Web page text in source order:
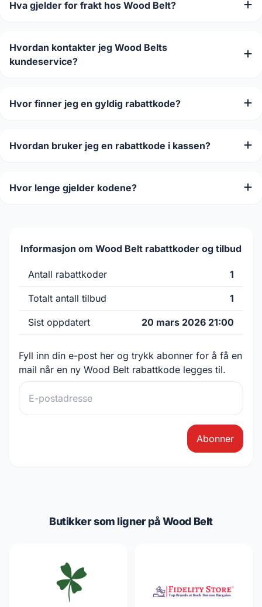
Hva gjelder for frakt hos Wood Belt?
Hvordan kontakter jeg Wood Belts
kundeservice?
Hvor finner jeg en gyldig rabattkode?
Hvordan bruker jeg en rabattkode i kassen?
Hvor lenge gjelder kodene?
Informasjon om Wood Belt rabattkoder og tilbud
Antall rabattkoder 1
Totalt antall tilbud 1
Sist oppdatert 20 mars 2026 21:00
Fyll inn din e-post her og trykk abonner for å få en
mail når en ny Wood Belt rabattkode legges til.
Abonner
Butikker som ligner på Wood Belt